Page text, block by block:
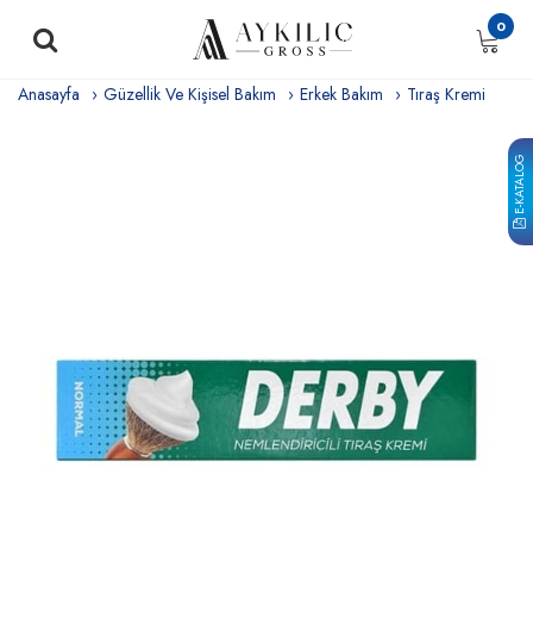
E-KATALOG
0
Anasayfa Güzellik Ve Kişisel Bakım Erkek Bakım Tıraş Kremi